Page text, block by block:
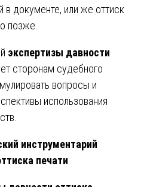
в документе, или же оттиск
позже.
экспертизы давности
сторонам судебного
вопросы и
использования
инструментарий
печати